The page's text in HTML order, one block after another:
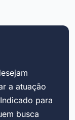
a atuação
para
busca